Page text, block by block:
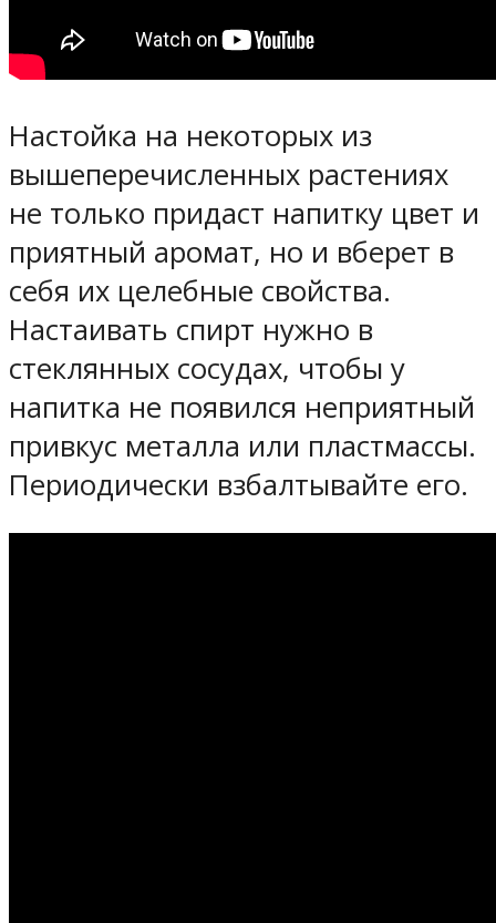
Настойка на некоторых из
вышеперечисленных растениях
не только придаст напитку цвет и
приятный аромат, но и вберет в
себя их целебные свойства.
Настаивать спирт нужно в
стеклянных сосудах, чтобы у
напитка не появился неприятный
привкус металла или пластмассы.
Периодически взбалтывайте его.